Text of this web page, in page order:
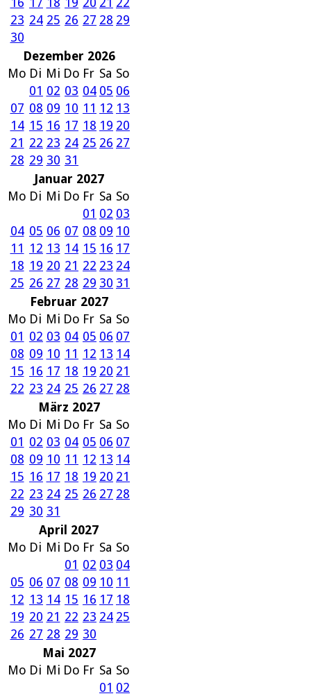
23 24 25 26 27 28 29
30
Dezember 2026
Mo Di Mi Do Fr Sa So
01 02 03 04 05 06
07 08 09 10 11 12 13
14 15 16 17 18 19 20
21 22 23 24 25 26 27
28 29 30 31
Januar 2027
Mo Di Mi Do Fr Sa So
01 02 03
04 05 06 07 08 09 10
11 12 13 14 15 16 17
18 19 20 21 22 23 24
25 26 27 28 29 30 31
Februar 2027
Mo Di Mi Do Fr Sa So
01 02 03 04 05 06 07
08 09 10 11 12 13 14
15 16 17 18 19 20 21
22 23 24 25 26 27 28
März 2027
Mo Di Mi Do Fr Sa So
01 02 03 04 05 06 07
08 09 10 11 12 13 14
15 16 17 18 19 20 21
22 23 24 25 26 27 28
29 30 31
April 2027
Mo Di Mi Do Fr Sa So
01 02 03 04
05 06 07 08 09 10 11
12 13 14 15 16 17 18
19 20 21 22 23 24 25
26 27 28 29 30
Mai 2027
Mo Di Mi Do Fr Sa So
01 02